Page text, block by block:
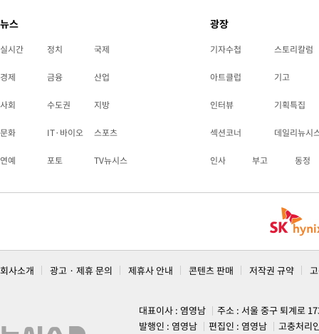
뉴스
실시간 정치 국제
경제 금융 산업
사회 수도권 지방
문화 IT·바이오 스포츠
연예 포토 TV뉴시스
광장
기자수첩 스토리칼럼
아트클럽 기고
인터뷰 기획특집
섹션코너 데일리뉴시
인사 부고 동정
회사소개 광고 · 제휴 문의 제휴사 안내 콘텐츠 판매 저작권 규약
대표이사 : 염영남
주소 : 서울 중구 퇴계로
발행인 : 염영남
편집인 : 염영남
고충처리